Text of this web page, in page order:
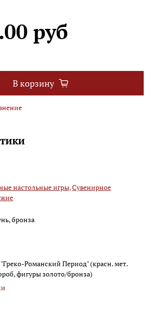
руб
В корзину
настольные игры,Сувенирное
бронза
Романский Период" (красн. мет.
фигуры золото/бронза)